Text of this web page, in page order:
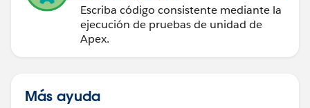
Escriba código consistente mediante la
ejecución de pruebas de unidad de
Apex.
Más ayuda